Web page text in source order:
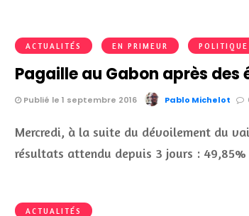
ACTUALITÉS EN PRIMEUR POLITIQUE
Pagaille au Gabon après
Publié le 1 septembre 2016 Pablo Michelot
Mercredi, à la suite du dévoilement du
résultats attendu depuis 3 jours :
ACTUALITÉS